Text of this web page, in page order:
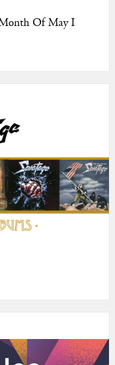
Of May I